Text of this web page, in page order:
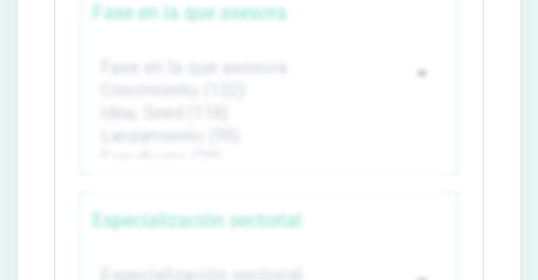
Fase en la que asesora
Especialización sectorial